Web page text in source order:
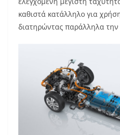
καθιστά κατάλληλο για
διατηρώντας παράλληλα την